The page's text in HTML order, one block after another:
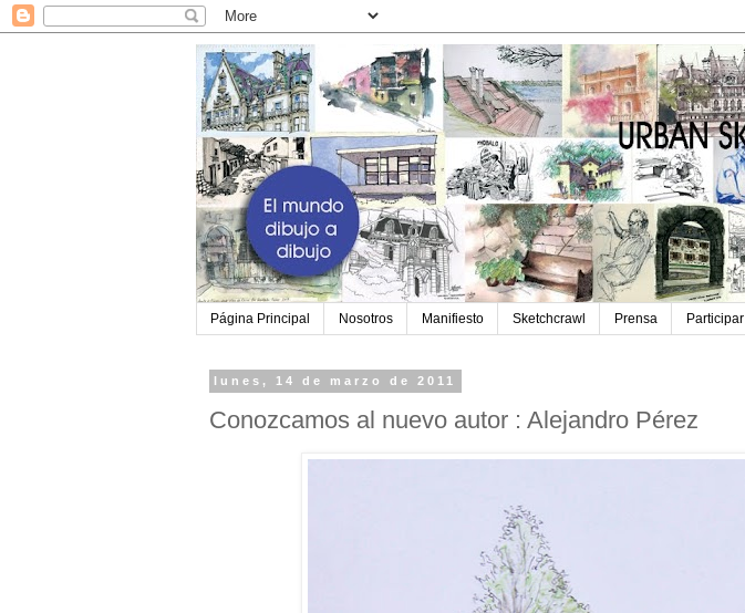
Página Principal Nosotros Manifiesto Sketchcrawl Prensa Participar
lunes, 14 de marzo de 2011
Conozcamos al nuevo autor : Alejandro Pérez